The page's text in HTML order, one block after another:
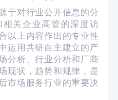
于对行业公开信息的分
关企业高管的深度访
以上内容作出的专业性
运用共研自主建立的产
分析、行业分析和厂商
现状，趋势和规律，是
市场服务行业的重要决